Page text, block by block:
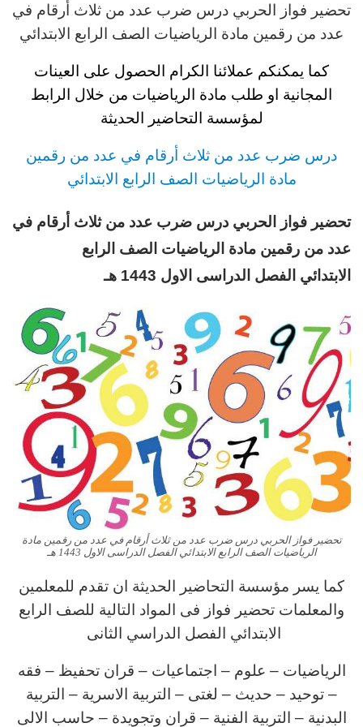
تحضير فواز الحربي درس ضرب عدد من ثلاث أرقام في
عدد من رقمين مادة الرياضيات
الصف الرابع الابتدائي
كما يمكنكم عملائنا الكرام الحصول على العينات
المجانية او طلب مادة الرياضيات من خلال الرابط
لمؤسسة التحاضير الحديثة
درس ضرب عدد من ثلاث أرقام في عدد من رقمين
مادة الرياضيات
الصف الرابع الابتدائي
تحضير فواز الحربي درس ضرب عدد من ثلاث أرقام في
عدد من رقمين مادة الرياضيات الصف الرابع
الابتدائي الفصل الدراسى الاول 1443 هـ
تحضير فواز الحربي درس ضرب عدد من ثلاث أرقام في عدد من رقمين مادة
الرياضيات الصف الرابع الابتدائي الفصل الدراسى الاول 1443 هـ
كما يسر مؤسسة التحاضير الحديثة ان تقدم للمعلمين
والمعلمات تحضير فواز فى المواد التالية للصف الرابع
الابتدائي الفصل الدراسي الثانى
الرياضيات – علوم – اجتماعيات – قران تحفيظ – فقه
– توحيد – حديث – لغتى – التربية الاسرية – التربية
البدنية – التربية الفنية – قران وتجويدة – حاسب الالى